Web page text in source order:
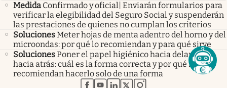
Medida Confirmado y oficial| Enviarán formularios para
verificar la elegibilidad del Seguro Social y suspenderán
las prestaciones de quienes no cumplan los criterios
SolucionesMeter hojas de menta adentro del horno y del
microondas: por qué lo recomiendan y para qué sirve
SolucionesPoner el papel higiénico hacia delante o
hacia atrás: cuál es la forma correcta y por qué solo
recomiendan hacerlo solo de una forma
abre en nueva pestaña
abre en nueva pestaña
abre en nueva pestaña
abre en nueva pestaña
abre en nueva pestaña